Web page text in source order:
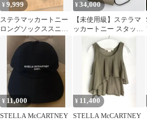
¥9,999
ステラマッカートニー
ロングソックススニー
¥34,000
【未使用級】ステラマ
ッカートニー スタッズ
ロゴ フォン ショルダー
バッグ
¥ 11,000
STELLA McCARTNEY
¥ 11,400
STELLA McCARTNEY